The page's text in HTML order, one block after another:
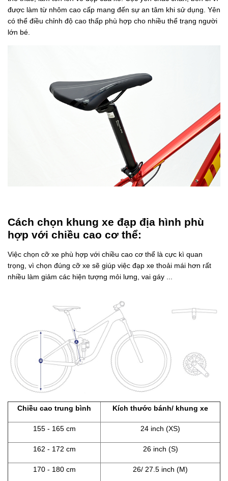
được làm từ nhôm cao cấp mang đến sự an tâm khi sử dụng. Yên
có thể điều chỉnh độ cao thấp phù hợp cho nhiều thể trạng người
lớn bé.
Cách chọn khung xe đạp địa hình phù
hợp với chiều cao cơ thể:
Việc chọn cỡ xe phù hợp với chiều cao cơ thể là cực kì quan
trọng, vì chọn đúng cỡ xe sẽ giúp việc đạp xe thoải mái hơn rất
nhiều làm giảm các hiện tượng mỏi lưng, vai gáy ...
Chiều cao trung bình Kích thước bánh/ khung xe
155 - 165 cm 24 inch (XS)
162 - 172 cm 26 inch (S)
170 - 180 cm 26/ 27.5 inch (M)